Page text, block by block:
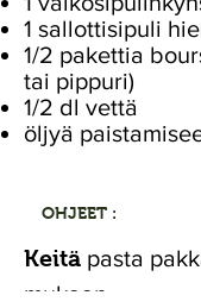
1 sallottisipuli
1/2 pakettia
tai pippuri)
1/2 dl vettä
öljyä
OHJEET :
Keitä pasta
mukaan.